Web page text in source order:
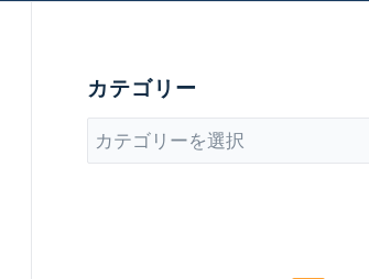
カテゴリー
カ
テ